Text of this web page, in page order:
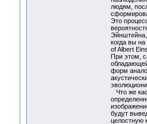
людям,
Это
Эйнштейна,
когда вы
of Albert
При этом,
форм
Что же
будут
целостную